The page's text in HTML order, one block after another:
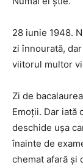
28 iunie 1948.
zi înnourată,
viitorul multor
Zi de
Emoții. Dar iată
deschide ușa
înainte de
chemat afară și